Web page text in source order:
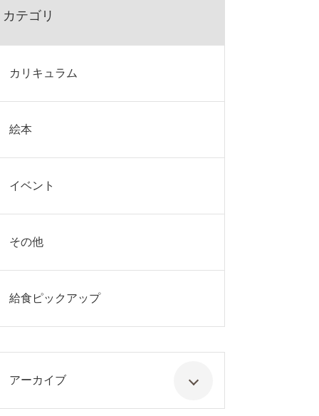
カテゴリ
カリキュラム
絵本
イベント
その他
給食ピックアップ
アーカイブ